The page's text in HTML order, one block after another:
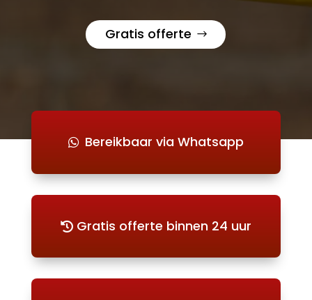
Gratis offerte
Bereikbaar via Whatsapp
Gratis offerte binnen 24 uur